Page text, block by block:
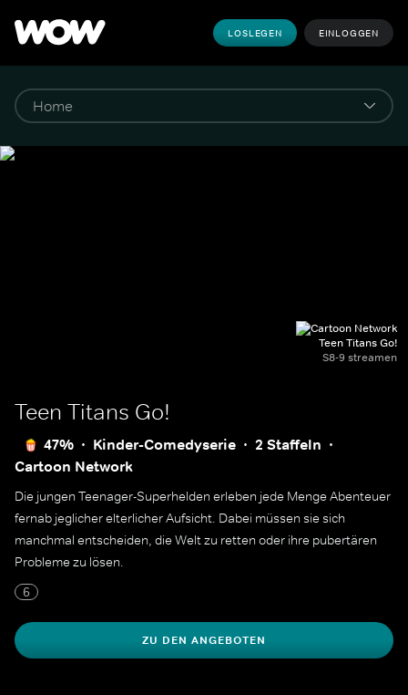
LOSLEGEN EINLOGGEN
Teen Titans Go!
S8-9 streamen
Teen Titans Go!
47% Kinder-Comedyserie
2 Staffeln
Cartoon Network
Die jungen Teenager-Superhelden erleben jede Menge Abenteuer
fernab jeglicher elterlicher Aufsicht. Dabei müssen sie sich
manchmal entscheiden, die Welt zu retten oder ihre pubertären
Probleme zu lösen.
6
ZU DEN ANGEBOTEN